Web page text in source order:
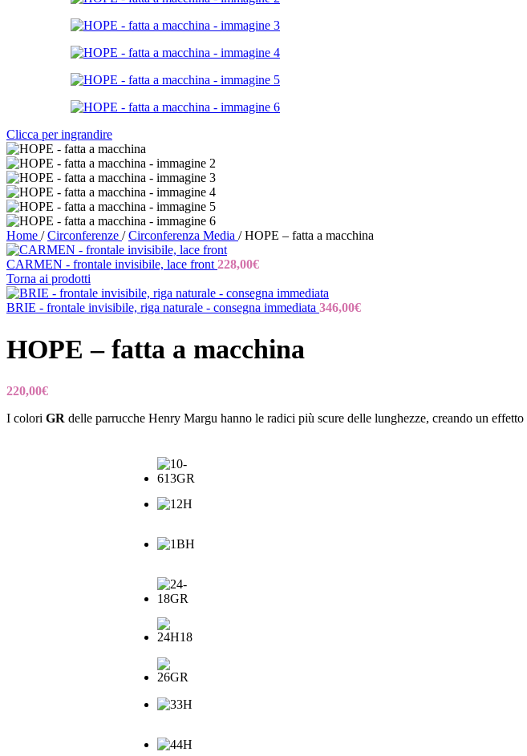
Clicca per ingrandire
Home / Circonferenze / Circonferenza Media / HOPE – fatta a macchina
CARMEN - frontale invisibile, lace front 228,00€
Torna ai prodotti
BRIE - frontale invisibile, riga naturale - consegna immediata 346,00€
HOPE – fatta a macchina
220,00€
I colori GR delle parrucche Henry Margu hanno le radici più scure delle lunghezze, creando un effetto